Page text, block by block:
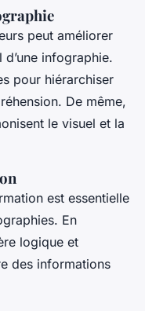
peut améliorer
infographie.
pour hiérarchiser
De même,
le visuel et la
est essentielle
En
logique et
des informations